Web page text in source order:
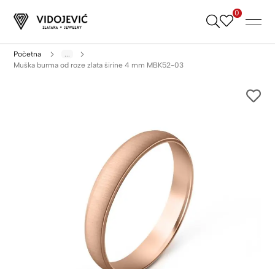
Skip
0
Početna
...
Muška burma od roze zlata širine 4 mm MBK52-03